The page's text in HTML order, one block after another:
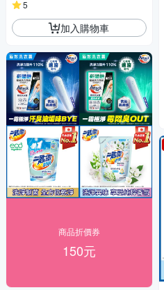
5
加入購物車
商品折價券
150元